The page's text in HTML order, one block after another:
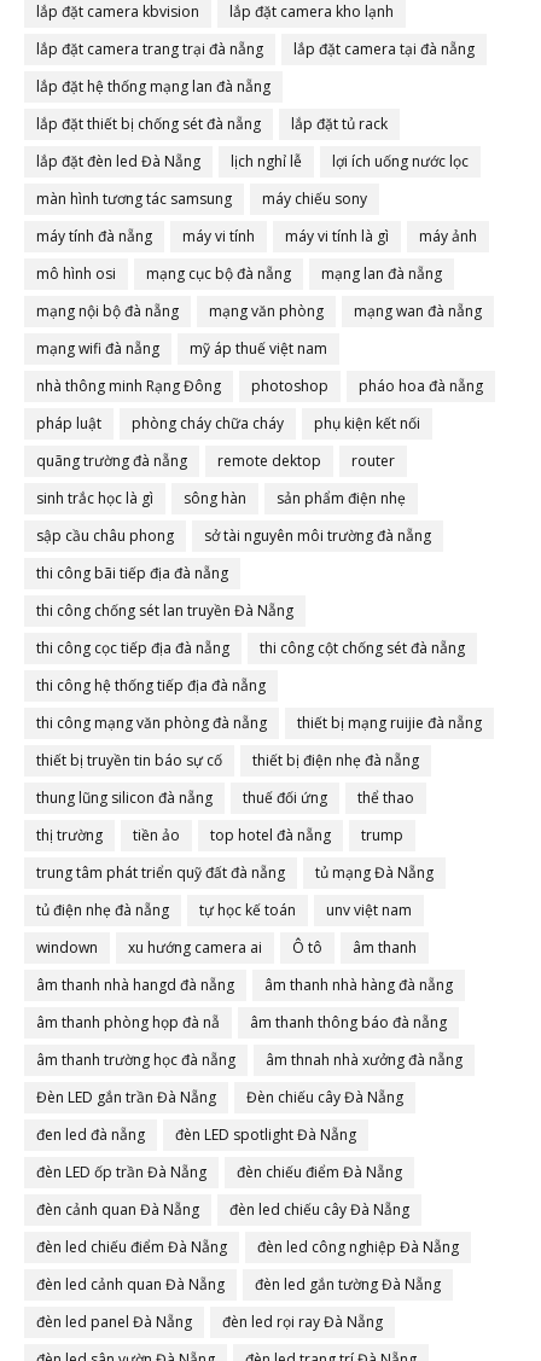
lắp đặt camera kbvision
lắp đặt camera kho lạnh
lắp đặt camera trang trại đà nẵng
lắp đặt camera tại đà nẵng
lắp đặt hệ thống mạng lan đà nẵng
lắp đặt thiết bị chống sét đà nẵng
lắp đặt tủ rack
lắp đặt đèn led Đà Nẵng
lịch nghỉ lễ
lợi ích uống nước lọc
màn hình tương tác samsung
máy chiếu sony
máy tính đà nẵng
máy vi tính máy vi tính là gì
máy ảnh
mô hình osi
mạng cục bộ đà nẵng
mạng lan đà nẵng
mạng nội bộ đà nẵng
mạng văn phòng
mạng wan đà nẵng
mạng wifi đà nẵng
mỹ áp thuế việt nam
nhà thông minh Rạng Đông
photoshop
pháo hoa đà nẵng
pháp luật
phòng cháy chữa cháy
phụ kiện kết nối
quãng trường đà nẵng
remote dektop
router
sinh trắc học là gì
sông hàn
sản phẩm điện nhẹ
sập cầu châu phong
sở tài nguyên môi trường đà nẵng
thi công bãi tiếp địa đà nẵng
thi công chống sét lan truyền Đà Nẵng
thi công cọc tiếp địa đà nẵng
thi công cột chống sét đà nẵng
thi công hệ thống tiếp địa đà nẵng
thi công mạng văn phòng đà nẵng
thiết bị mạng ruijie đà nẵng
thiết bị truyền tin báo sự cố
thiết bị điện nhẹ đà nẵng
thung lũng silicon đà nẵng
thuế đối ứng
thể thao
thị trường
tiền ảo top hotel đà nẵng
trump
trung tâm phát triển quỹ đất đà nẵng
tủ mạng Đà Nẵng
tủ điện nhẹ đà nẵng
tự học kế toán
unv việt nam
windown
xu hướng camera ai Ô tô
âm thanh
âm thanh nhà hangd đà nẵng
âm thanh nhà hàng đà nẵng
âm thanh phòng họp đà nẵ
âm thanh thông báo đà nẵng
âm thanh trường học đà nẵng
âm thnah nhà xưởng đà nẵng
Đèn LED gắn trần Đà Nẵng
Đèn chiếu cây Đà Nẵng
đen led đà nẵng
đèn LED spotlight Đà Nẵng
đèn LED ốp trần Đà Nẵng
đèn chiếu điểm Đà Nẵng
đèn cảnh quan Đà Nẵng
đèn led chiếu cây Đà Nẵng
đèn led chiếu điểm Đà Nẵng
đèn led công nghiệp Đà Nẵng
đèn led cảnh quan Đà Nẵng
đèn led gắn tường Đà Nẵng
đèn led panel Đà Nẵng
đèn led rọi ray Đà Nẵng